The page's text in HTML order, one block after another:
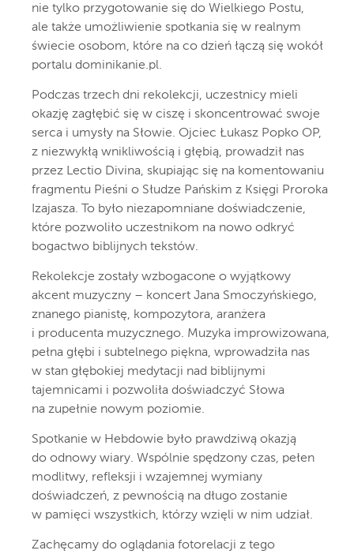
nie tylko przygotowanie się do Wielkiego Postu,
ale także umożliwienie spotkania się w realnym
świecie osobom, które na co dzień łączą się wokół
portalu dominikanie.pl.
Podczas trzech dni rekolekcji, uczestnicy mieli
okazję zagłębić się w ciszę i skoncentrować swoje
serca i umysły na Słowie. Ojciec Łukasz Popko OP,
z niezwykłą wnikliwością i głębią, prowadził nas
przez Lectio Divina, skupiając się na komentowaniu
fragmentu Pieśni o Słudze Pańskim z Księgi Proroka
Izajasza. To było niezapomniane doświadczenie,
które pozwoliło uczestnikom na nowo odkryć
bogactwo biblijnych tekstów.
Rekolekcje zostały wzbogacone o wyjątkowy
akcent muzyczny – koncert Jana Smoczyńskiego,
znanego pianistę, kompozytora, aranżera
i producenta muzycznego. Muzyka improwizowana,
pełna głębi i subtelnego piękna, wprowadziła nas
w stan głębokiej medytacji nad biblijnymi
tajemnicami i pozwoliła doświadczyć Słowa
na zupełnie nowym poziomie.
Spotkanie w Hebdowie było prawdziwą okazją
do odnowy wiary. Wspólnie spędzony czas, pełen
modlitwy, refleksji i wzajemnej wymiany
doświadczeń, z pewnością na długo zostanie
w pamięci wszystkich, którzy wzięli w nim udział.
Zachęcamy do oglądania fotorelacji z tego